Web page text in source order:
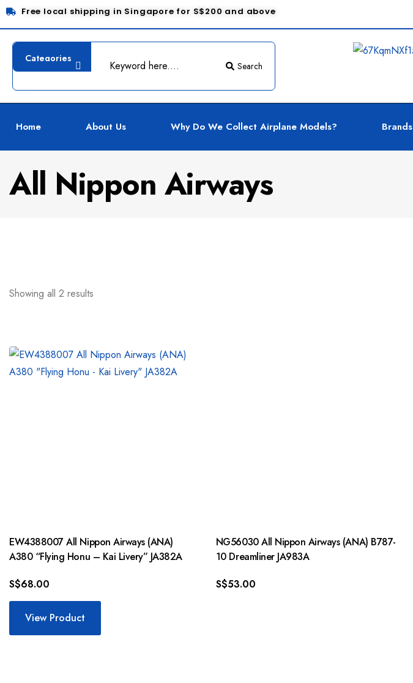
Free local shipping in Singapore for S$200 and above
Search
Home About Us Why Do We Collect Airplane Models? Brands
All Nippon Airways
Showing all 2 results
EW4388007 All Nippon Airways (ANA)
A380 “Flying Honu – Kai Livery” JA382A
S$68.00
View Product
NG56030 All Nippon Airways (ANA) B787-
10 Dreamliner JA983A
S$53.00